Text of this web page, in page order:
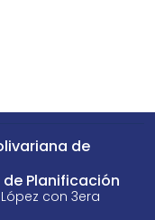
de
Planificación
con 3era